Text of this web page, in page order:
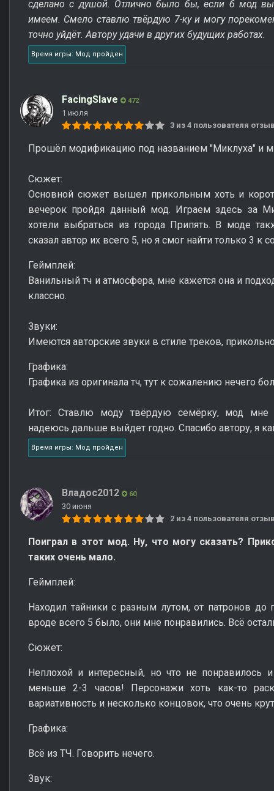
сделано с душой. Отлично было бы, если б мод
имеем. Смело ставлю твёрдую 7-ку и могу
точно уйдёт. Автору удачи в других будущих работах.
Время игры: Мод пройден
FacingSlave 472
1 июля
3 из 4 пользователя
Прошёл модификацию под названием "Миклуха" и
Сюжет:
Основной сюжет вышел прикольным хоть и
вечерок пройдя данный мод. Играем здесь за
хотели выбраться из города Припять. В моде
сказал автор их всего 5, но я смог найти только 3 к
Геймплей:
Ванильный тч и атмосфера, мне кажется она и
классно.
Звуки:
Имеются авторские звуки в стиле треков,
Графика:
Графика из оригинала тч, тут к сожалению нечего
Итог: Ставлю моду твёрдую семёрку, мод мне
надеюсь дальше выйдет годно. Спасибо автору, я
Время игры: Мод пройден
Владос2012 60
30 июня
2 из 4 пользователя
Поиграл в этот мод. Ну, что могу сказать?
таких очень мало.
Геймплей:
Находил тайники с разным лутом, от патронов
вроде всего 5 было, они мне понравились. Всё
Сюжет:
Неплохой и интересный, но что не понравилось
меньше 2-3 часов! Персонажи хоть как-то
вариативность и несколько концовок, что очень
Графика:
Всё из ТЧ. Говорить нечего.
Звук: